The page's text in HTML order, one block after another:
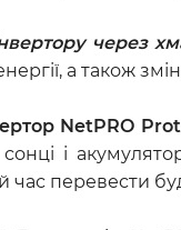
через
а також
NetPRO
сонці і
час перевести